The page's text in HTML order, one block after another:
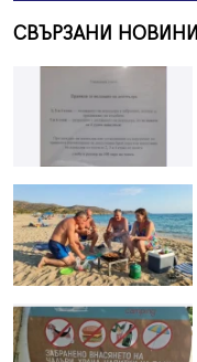
СВЪРЗАНИ НОВИНИ